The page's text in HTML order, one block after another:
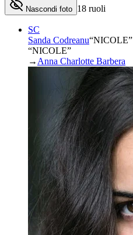
Nascondi foto 18 ruoli
SC
Sanda Codreanu“NICOLE”
“NICOLE”
→ Anna Charlotte Barbera